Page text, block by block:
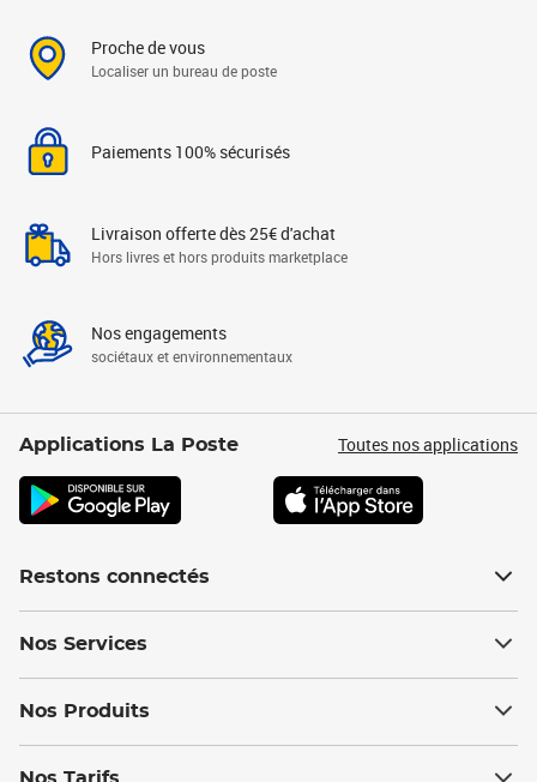
Proche de vous
Localiser un bureau de poste
Paiements 100% sécurisés
Livraison offerte dès 25€ d'achat
Hors livres et hors produits marketplace
Nos engagements
sociétaux et environnementaux
Applications La Poste Toutes nos applications
Restons connectés
Nos Services
Nos Produits